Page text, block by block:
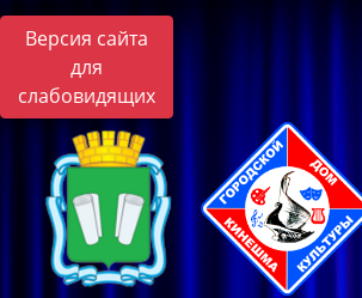
Версия сайта
для
слабовидящих